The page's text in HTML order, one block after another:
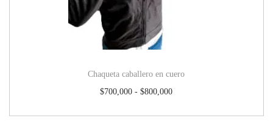
Chaqueta caballero en cuero
$700,000 - $800,000